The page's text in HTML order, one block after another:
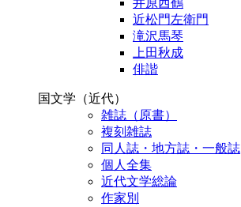
井原西鶴
近松門左衛門
滝沢馬琴
上田秋成
俳諧
国文学（近代）
雑誌（原書）
複刻雑誌
同人誌・地方誌・一般誌
個人全集
近代文学総論
作家別